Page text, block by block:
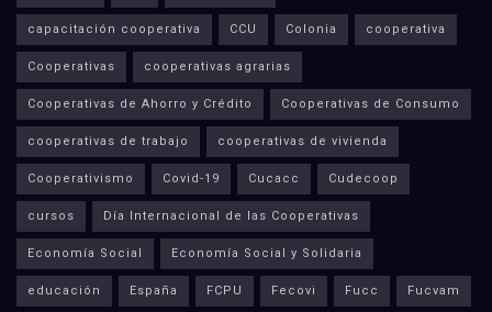
capacitación cooperativa CCU Colonia cooperativa
Cooperativas cooperativas agrarias
Cooperativas de Ahorro y Crédito Cooperativas de Consumo
cooperativas de trabajo cooperativas de vivienda
Cooperativismo Covid-19 Cucacc Cudecoop
cursos Día Internacional de las Cooperativas
Economía Social Economía Social y Solidaria
educación España FCPU Fecovi Fucc Fucvam